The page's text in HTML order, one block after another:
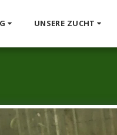
UNSERE ZUCHT